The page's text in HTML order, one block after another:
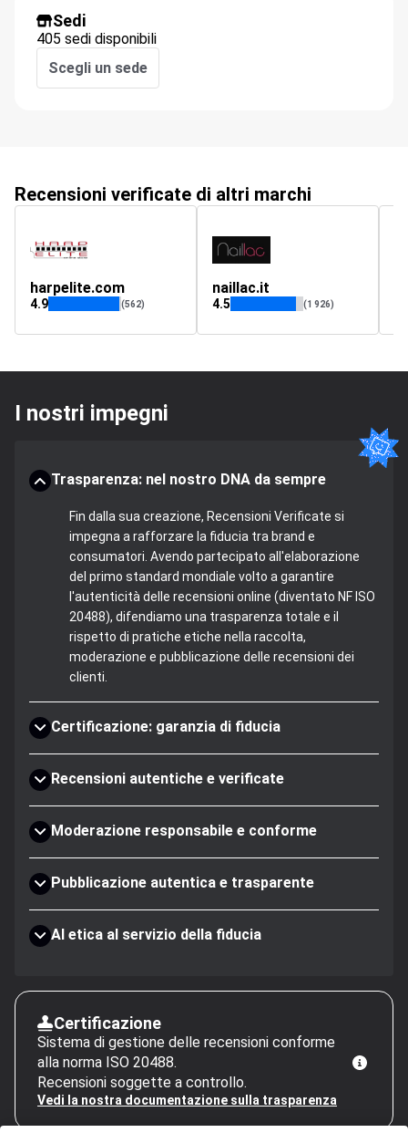
Sedi
405 sedi disponibili
Scegli un sede
Recensioni verificate di altri marchi
harpelite.com
4.9 (562)
naillac.it
4.5 (1 926)
I nostri impegni
Trasparenza: nel nostro DNA da sempre
Fin dalla sua creazione, Recensioni Verificate si
impegna a rafforzare la fiducia tra brand e
consumatori. Avendo partecipato all'elaborazione
del primo standard mondiale volto a garantire
l'autenticità delle recensioni online (diventato NF ISO
20488), difendiamo una trasparenza totale e il
rispetto di pratiche etiche nella raccolta,
moderazione e pubblicazione delle recensioni dei
clienti.
Certificazione: garanzia di fiducia
Recensioni autentiche e verificate
Moderazione responsabile e conforme
Pubblicazione autentica e trasparente
AI etica al servizio della fiducia
Certificazione
Sistema di gestione delle recensioni conforme
alla norma ISO 20488.
Recensioni soggette a controllo.
Vedi la nostra documentazione sulla trasparenza